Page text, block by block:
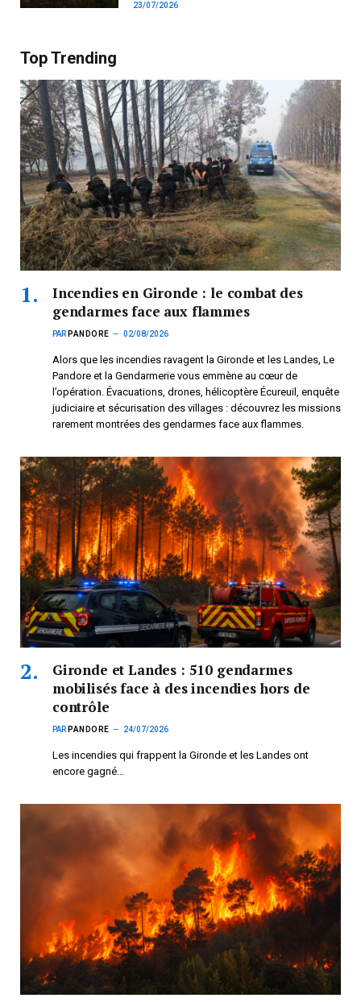
23/07/2026
Top Trending
Incendies en Gironde : le combat des
gendarmes face aux flammes
PAR PANDORE 02/08/2026
Alors que les incendies ravagent la Gironde et les Landes, Le
Pandore et la Gendarmerie vous emmène au cœur de
l’opération. Évacuations, drones, hélicoptère Écureuil, enquête
judiciaire et sécurisation des villages : découvrez les missions
rarement montrées des gendarmes face aux flammes.
Gironde et Landes : 510 gendarmes
mobilisés face à des incendies hors de
contrôle
PAR PANDORE 24/07/2026
Les incendies qui frappent la Gironde et les Landes ont
encore gagné…